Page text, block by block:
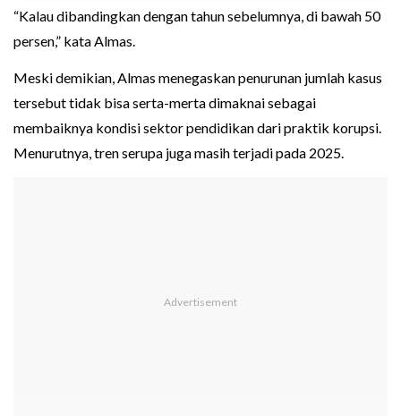
“Kalau dibandingkan dengan tahun sebelumnya, di bawah 50
persen,” kata Almas.
Meski demikian, Almas menegaskan penurunan jumlah kasus
tersebut tidak bisa serta-merta dimaknai sebagai
membaiknya kondisi sektor pendidikan dari praktik korupsi.
Menurutnya, tren serupa juga masih terjadi pada 2025.